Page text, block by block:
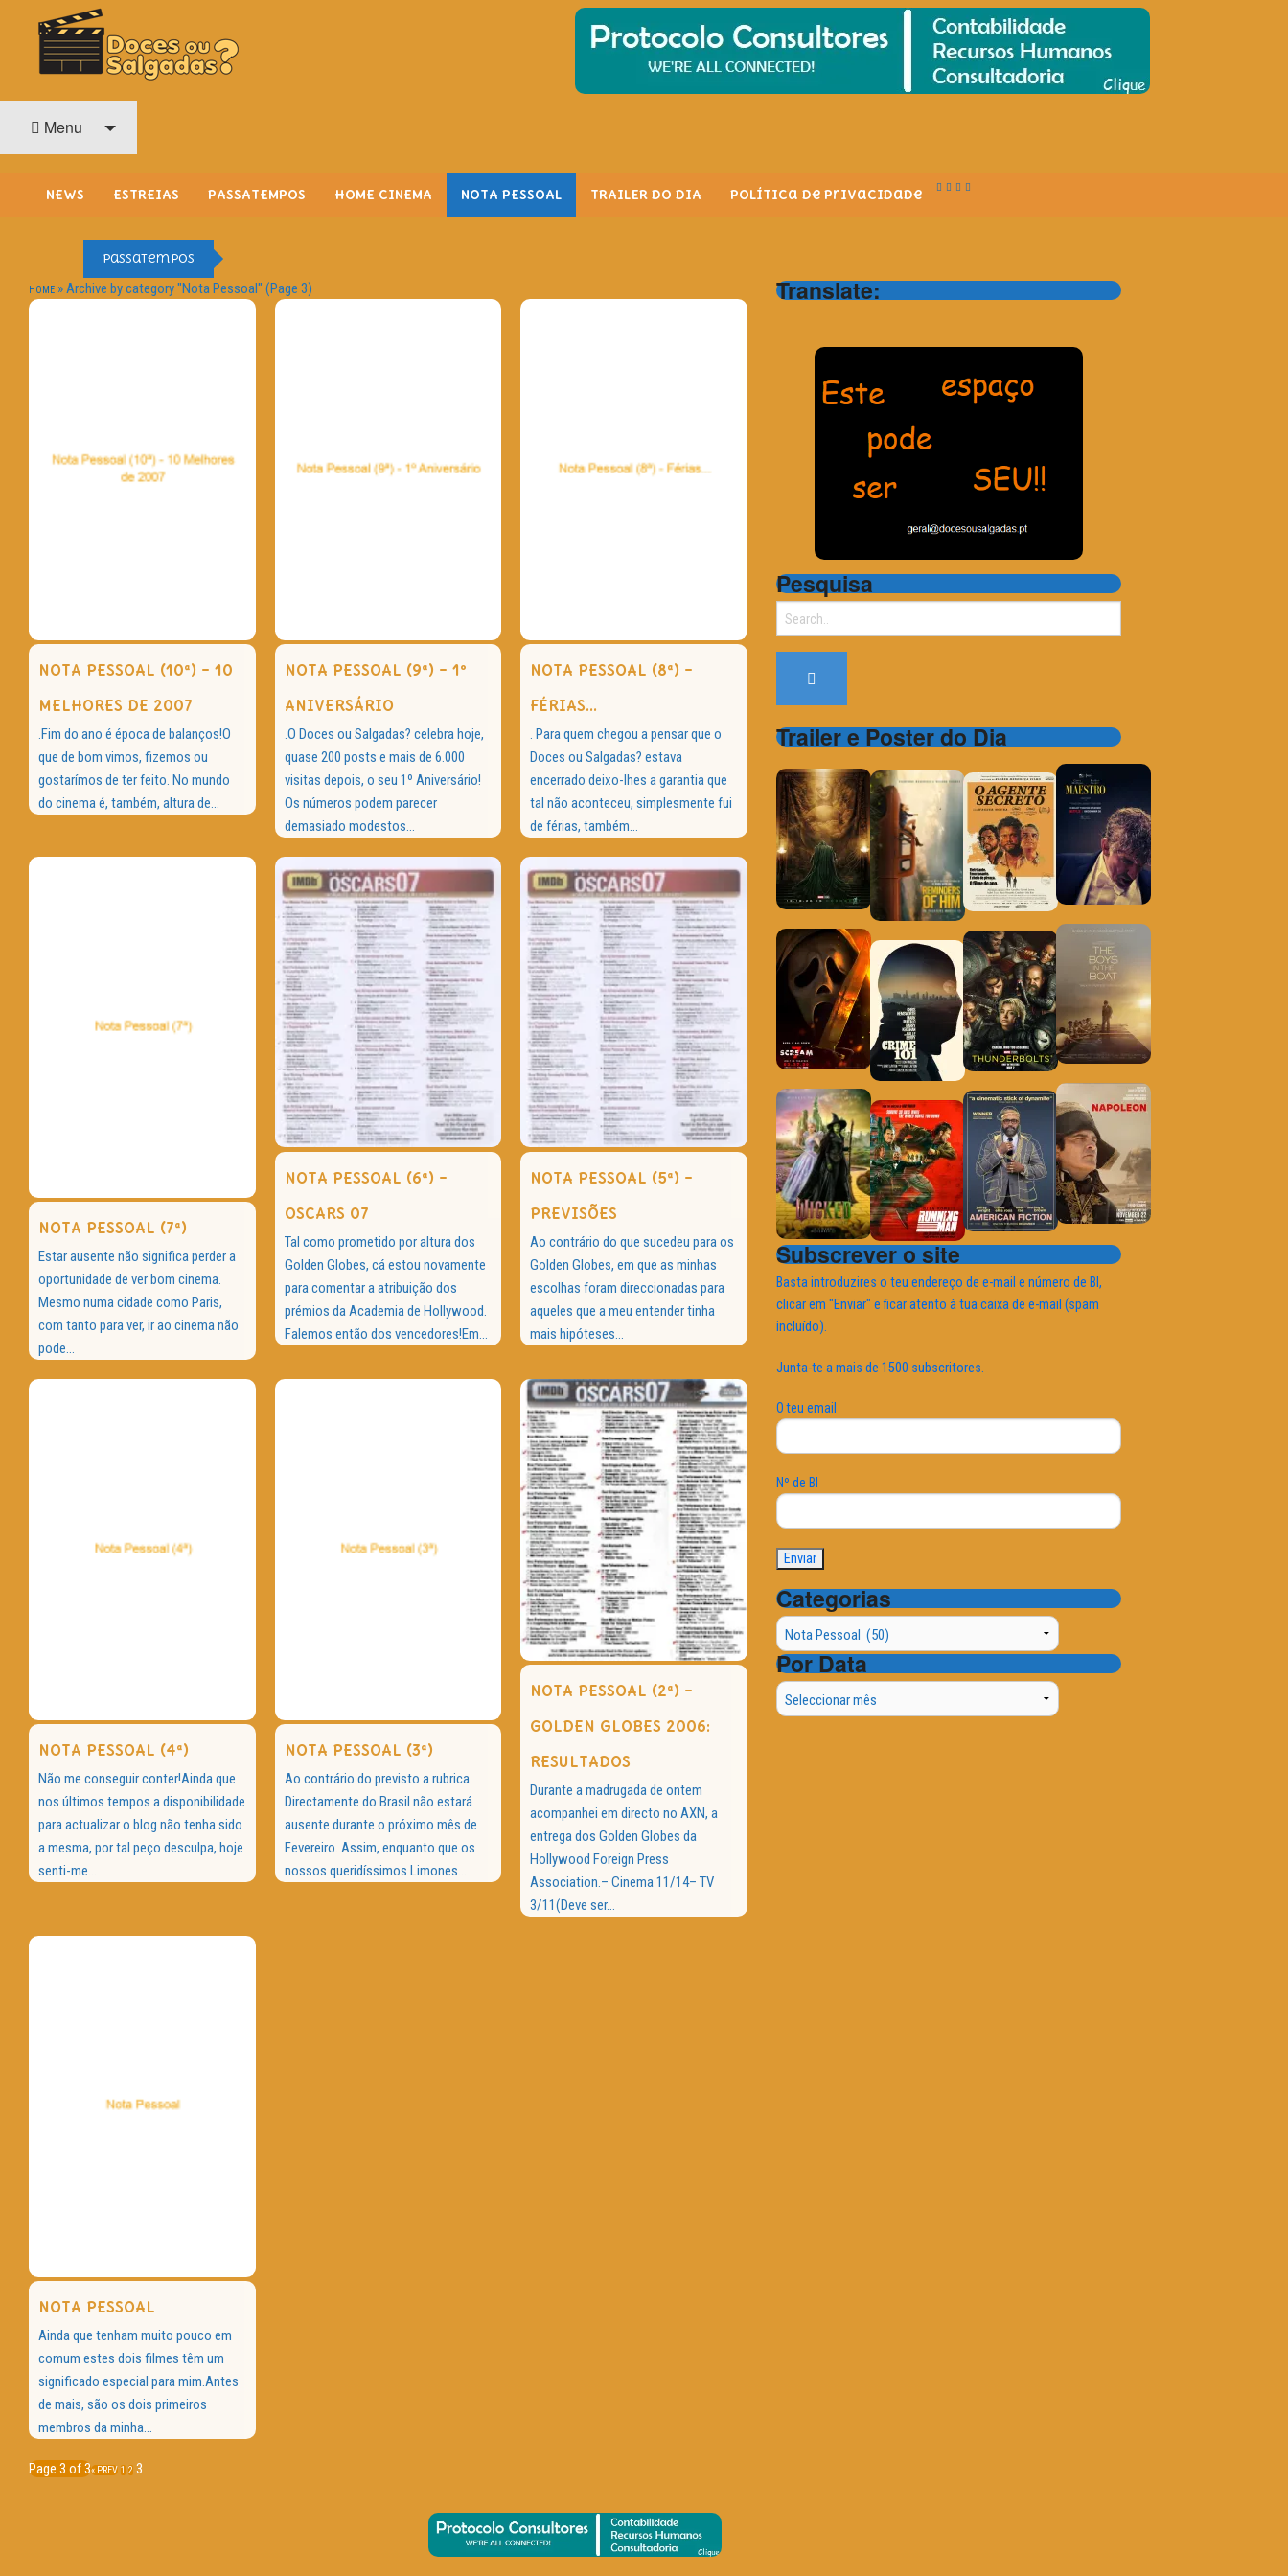
O Cinema? Uma Paixão!!
Menu
NEWS ESTREIAS PASSATEMPOS HOME CINEMA NOTA PESSOAL TRAILER DO DIA Política de Privacidade
Passatempos
HOME »Archive by category "Nota Pessoal" (Page 3)
NOTA PESSOAL (10ª) – 10
MELHORES DE 2007
.Fim do ano é época de balanços!O
que de bom vimos, fizemos ou
gostarímos de ter feito. No mundo
do cinema é, também, altura de...
NOTA PESSOAL (9ª) – 1º
ANIVERSÁRIO
.O Doces ou Salgadas? celebra hoje,
quase 200 posts e mais de 6.000
visitas depois, o seu 1º Aniversário!
Os números podem parecer
demasiado modestos...
NOTA PESSOAL (8ª) –
FÉRIAS…
. Para quem chegou a pensar que o
Doces ou Salgadas? estava
encerrado deixo-lhes a garantia que
tal não aconteceu, simplesmente fui
de férias, também...
NOTA PESSOAL (7ª)
Estar ausente não significa perder a
oportunidade de ver bom cinema.
Mesmo numa cidade como Paris,
com tanto para ver, ir ao cinema não
pode...
NOTA PESSOAL (6ª) –
OSCARS 07
Tal como prometido por altura dos
Golden Globes, cá estou novamente
para comentar a atribuição dos
prémios da Academia de Hollywood.
Falemos então dos vencedores!Em...
NOTA PESSOAL (5ª) –
PREVISÕES
Ao contrário do que sucedeu para os
Golden Globes, em que as minhas
escolhas foram direccionadas para
aqueles que a meu entender tinha
mais hipóteses...
NOTA PESSOAL (4ª)
Não me conseguir conter!Ainda que
nos últimos tempos a disponibilidade
para actualizar o blog não tenha sido
a mesma, por tal peço desculpa, hoje
senti-me...
NOTA PESSOAL (3ª)
Ao contrário do previsto a rubrica
Directamente do Brasil não estará
ausente durante o próximo mês de
Fevereiro. Assim, enquanto que os
nossos queridíssimos Limones...
NOTA PESSOAL (2ª) –
GOLDEN GLOBES 2006:
RESULTADOS
Durante a madrugada de ontem
acompanhei em directo no AXN, a
entrega dos Golden Globes da
Hollywood Foreign Press
Association.– Cinema 11/14– TV
3/11(Deve ser...
NOTA PESSOAL
Ainda que tenham muito pouco em
comum estes dois filmes têm um
significado especial para mim.Antes
de mais, são os dois primeiros
membros da minha...
Page 3 of 3« PREV 1 2 3
Translate:
Pesquisa
Trailer e Poster do Dia
Subscrever o site
Basta introduzires o teu endereço de e-mail e número de BI,
clicar em "Enviar" e ficar atento à tua caixa de e-mail (spam
incluído).
Junta-te a mais de 1500 subscritores.
O teu email
Nº de BI
Categorias
Categorias
Por Data
Por
Data